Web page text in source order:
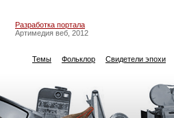
Разработка портала
Артимедия веб, 2012
Темы Фольклор Свидетели эпохи